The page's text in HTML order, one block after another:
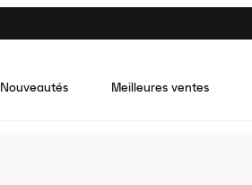
Nouveautés Meilleures ventes